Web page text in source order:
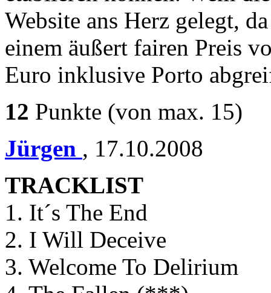
Website ans Herz gelegt,
einem äußert fairen Preis
Euro inklusive Porto
12 Punkte (von max. 15)
Jürgen , 17.10.2008
TRACKLIST
1. It´s The End
2. I Will Deceive
3. Welcome To Delirium